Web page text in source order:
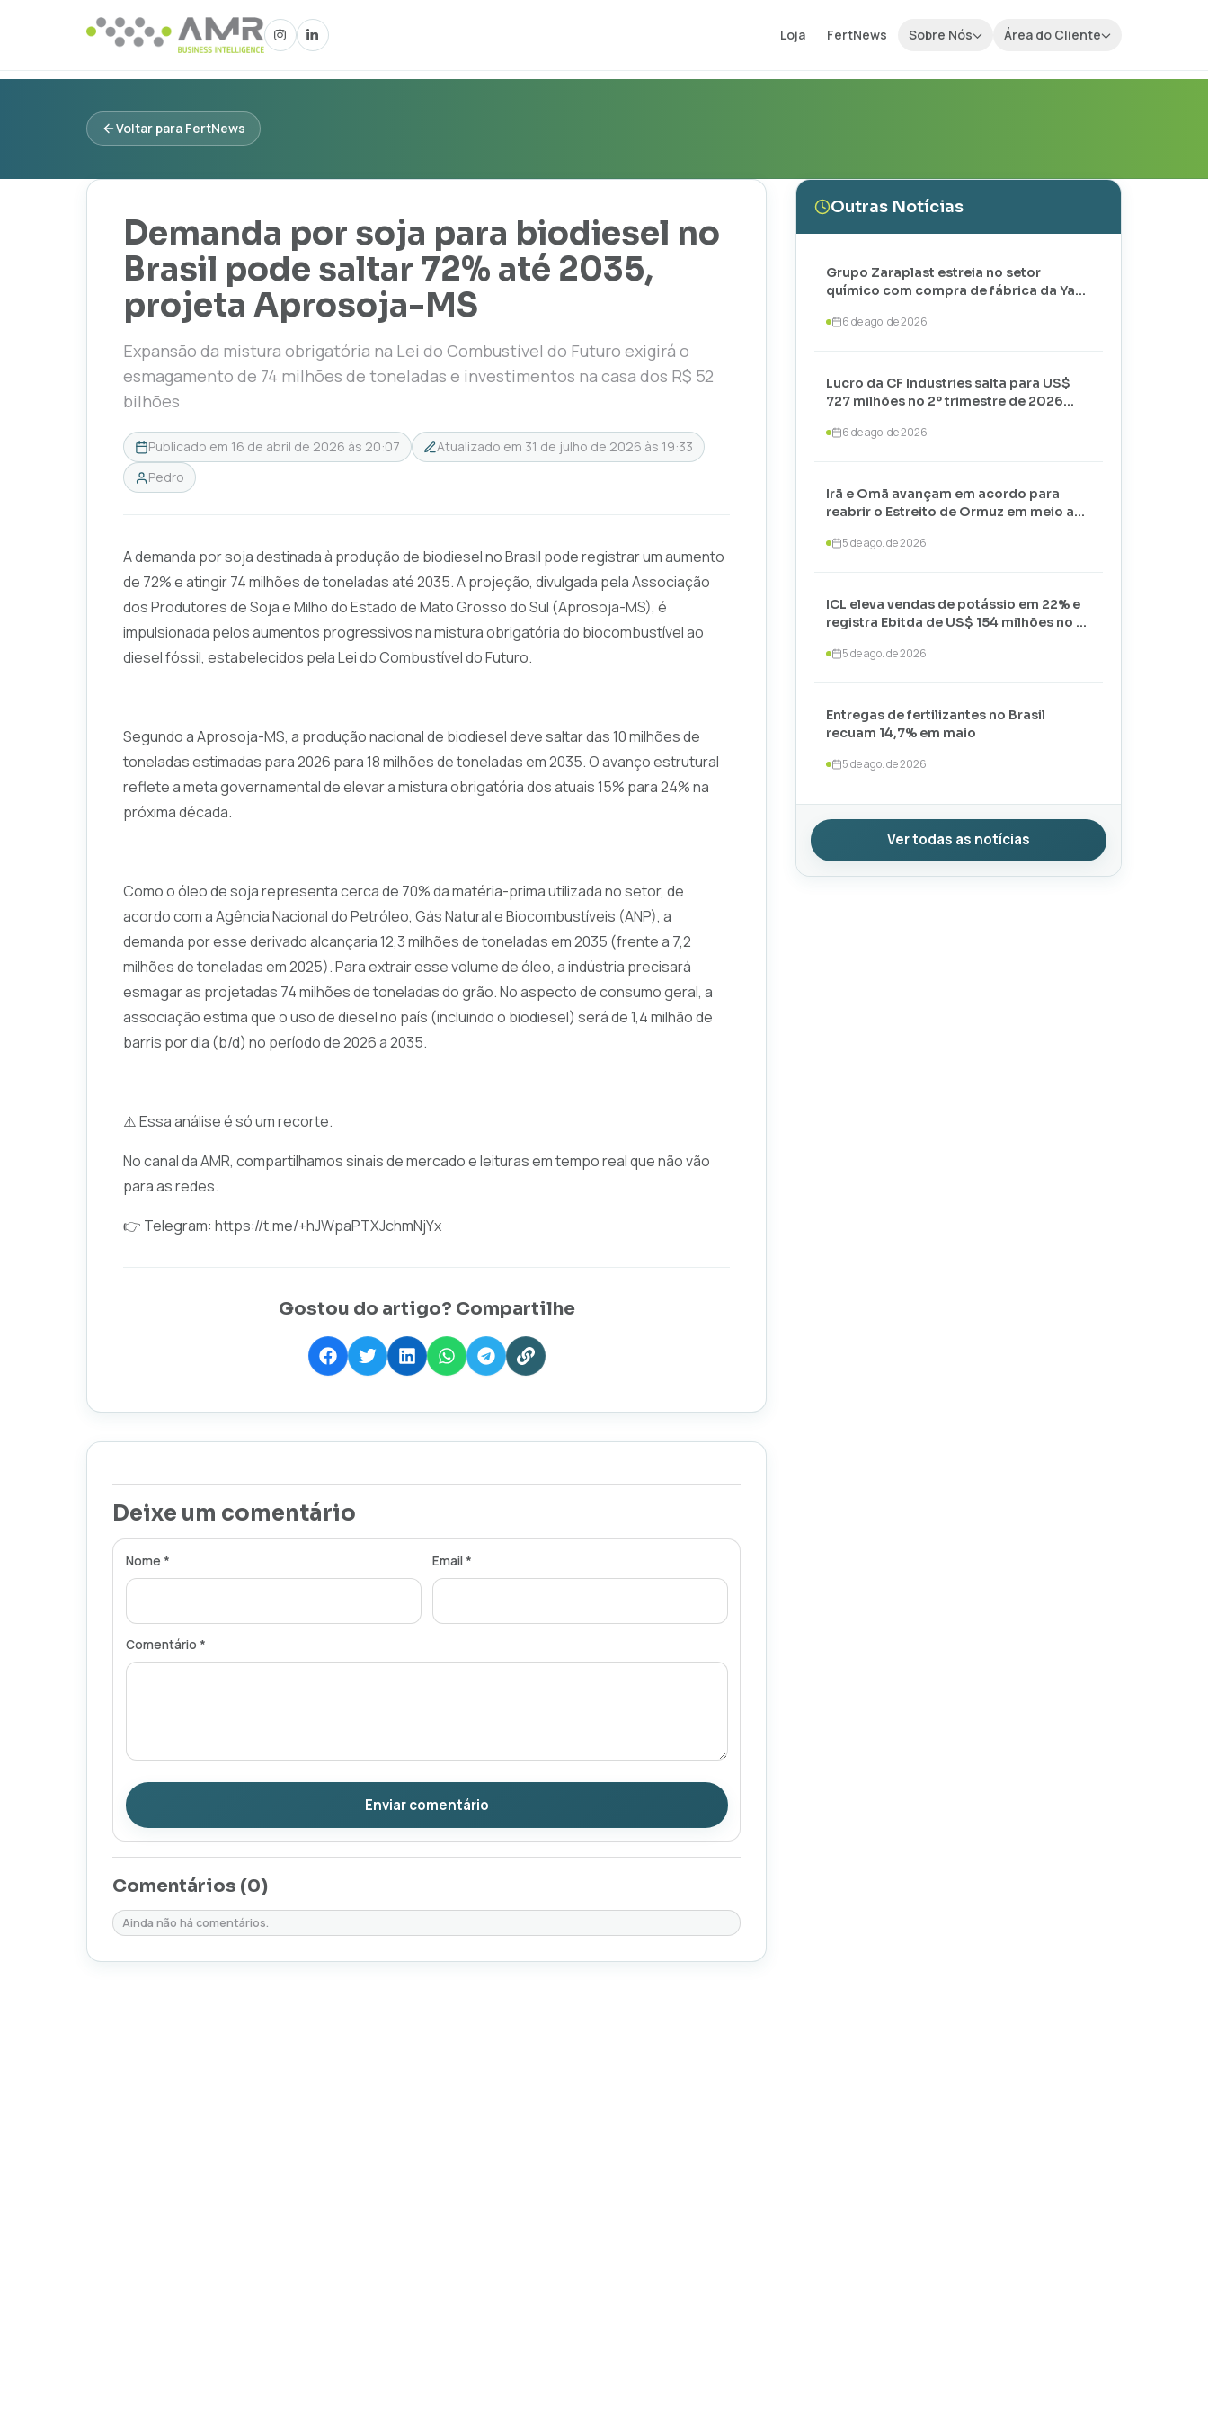
Loja FertNews Sobre Nós Área do Cliente
Voltar para FertNews
Demanda por soja para biodiesel no
Brasil pode saltar 72% até 2035,
projeta Aprosoja-MS
Expansão da mistura obrigatória na Lei do Combustível do Futuro exigirá o
esmagamento de 74 milhões de toneladas e investimentos na casa dos R$ 52
bilhões
Publicado em 16 de abril de 2026 às 20:07 Atualizado em 31 de julho de 2026 às 19:33
Pedro
A demanda por soja destinada à produção de biodiesel no Brasil pode registrar um aumento
de 72% e atingir 74 milhões de toneladas até 2035. A projeção, divulgada pela Associação
dos Produtores de Soja e Milho do Estado de Mato Grosso do Sul (Aprosoja-MS), é
impulsionada pelos aumentos progressivos na mistura obrigatória do biocombustível ao
diesel fóssil, estabelecidos pela Lei do Combustível do Futuro.
Segundo a Aprosoja-MS, a produção nacional de biodiesel deve saltar das 10 milhões de
toneladas estimadas para 2026 para 18 milhões de toneladas em 2035. O avanço estrutural
reflete a meta governamental de elevar a mistura obrigatória dos atuais 15% para 24% na
próxima década.
Como o óleo de soja representa cerca de 70% da matéria-prima utilizada no setor, de
acordo com a Agência Nacional do Petróleo, Gás Natural e Biocombustíveis (ANP), a
demanda por esse derivado alcançaria 12,3 milhões de toneladas em 2035 (frente a 7,2
milhões de toneladas em 2025). Para extrair esse volume de óleo, a indústria precisará
esmagar as projetadas 74 milhões de toneladas do grão. No aspecto de consumo geral, a
associação estima que o uso de diesel no país (incluindo o biodiesel) será de 1,4 milhão de
barris por dia (b/d) no período de 2026 a 2035.
⚠️ Essa análise é só um recorte.
No canal da AMR, compartilhamos sinais de mercado e leituras em tempo real que não vão
para as redes.
👉 Telegram: https://t.me/+hJWpaPTXJchmNjYx
Gostou do artigo? Compartilhe
Deixe um comentário
Nome * Email *
Comentário *
Enviar comentário
Comentários (0)
Ainda não há comentários.
Outras Notícias
Grupo Zaraplast estreia no setor
químico com compra de fábrica da Yara
6 de ago. de 2026
Lucro da CF Industries salta para US$
727 milhões no 2º trimestre de 2026
6 de ago. de 2026
Irã e Omã avançam em acordo para
reabrir o Estreito de Ormuz em meio a
5 de ago. de 2026
ICL eleva vendas de potássio em 22% e
registra Ebitda de US$ 154 milhões no 2º
5 de ago. de 2026
Entregas de fertilizantes no Brasil
recuam 14,7% em maio
5 de ago. de 2026
Ver todas as notícias